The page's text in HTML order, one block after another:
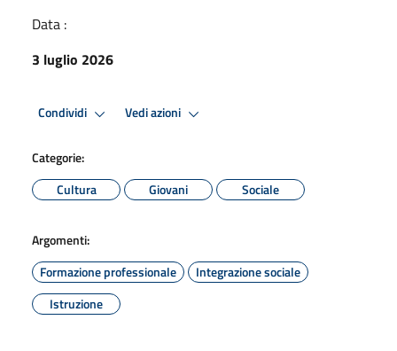
Data :
3 luglio 2026
Condividi Vedi azioni
Categorie:
Cultura
Giovani Sociale
Argomenti:
Formazione professionale
Integrazione sociale
Istruzione